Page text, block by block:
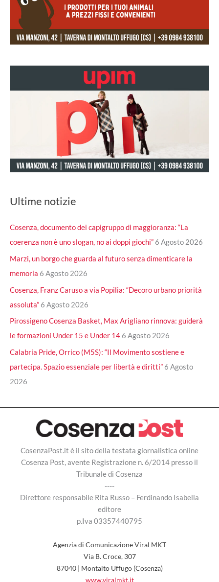
Ultime notizie
Cosenza, documento dei capigruppo di maggioranza: “La
coerenza non è uno slogan, no ai doppi giochi” 6 Agosto 2026
Marzi, un borgo che guarda al futuro senza dimenticare la
memoria 6 Agosto 2026
Cosenza, Franz Caruso a via Popilia: “Decoro urbano priorità
assoluta” 6 Agosto 2026
Pirossigeno Cosenza Basket, Max Arigliano rinnova: guiderà
le formazioni Under 15 e Under 14 6 Agosto 2026
Calabria Pride, Orrico (M5S): “Il Movimento sostiene e
partecipa. Spazio essenziale per libertà e diritti” 6 Agosto
2026
CosenzaPost.it è il sito della testata giornalistica online
Cosenza Post, avente Registrazione n. 6/2014 presso il
Tribunale di Cosenza
----
Direttore responsabile Rita Russo – Ferdinando Isabella
editore
p.Iva 03357440795
Agenzia di Comunicazione Viral MKT
Via B. Croce, 307
87040 | Montalto Uffugo (Cosenza)
www.viralmkt.it